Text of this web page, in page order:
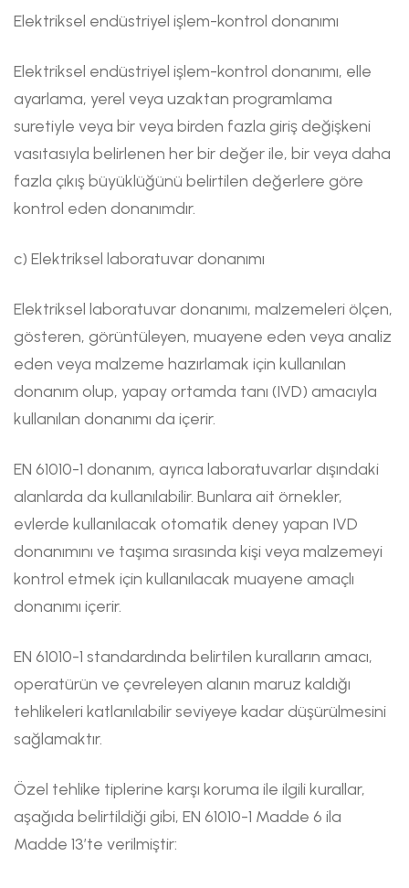
Elektriksel endüstriyel işlem-kontrol donanımı
Elektriksel endüstriyel işlem-kontrol donanımı, elle
ayarlama, yerel veya uzaktan programlama
suretiyle veya bir veya birden fazla giriş değişkeni
vasıtasıyla belirlenen her bir değer ile, bir veya daha
fazla çıkış büyüklüğünü belirtilen değerlere göre
kontrol eden donanımdır.
c) Elektriksel laboratuvar donanımı
Elektriksel laboratuvar donanımı, malzemeleri ölçen,
gösteren, görüntüleyen, muayene eden veya analiz
eden veya malzeme hazırlamak için kullanılan
donanım olup, yapay ortamda tanı (IVD) amacıyla
kullanılan donanımı da içerir.
EN 61010-1 donanım, ayrıca laboratuvarlar dışındaki
alanlarda da kullanılabilir. Bunlara ait örnekler,
evlerde kullanılacak otomatik deney yapan IVD
donanımını ve taşıma sırasında kişi veya malzemeyi
kontrol etmek için kullanılacak muayene amaçlı
donanımı içerir.
EN 61010-1 standardında belirtilen kuralların amacı,
operatürün ve çevreleyen alanın maruz kaldığı
tehlikeleri katlanılabilir seviyeye kadar düşürülmesini
sağlamaktır.
Özel tehlike tiplerine karşı koruma ile ilgili kurallar,
aşağıda belirtildiği gibi, EN 61010-1 Madde 6 ila
Madde 13’te verilmiştir: